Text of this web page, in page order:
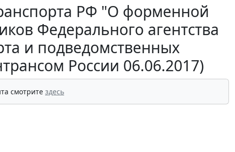
РФ "О форменной
Федерального агентства
и подведомственных
России 06.06.2017)
смотрите здесь